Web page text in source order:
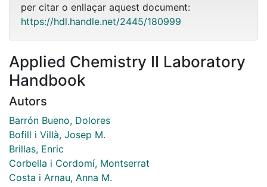
per citar o enllaçar aquest document:
https://hdl.handle.net/2445/180999
Applied Chemistry II Laboratory
Handbook
Autors
Barrón Bueno, Dolores
Bofill i Villà, Josep M.
Brillas, Enric
Corbella i Cordomí, Montserrat
Costa i Arnau, Anna M.